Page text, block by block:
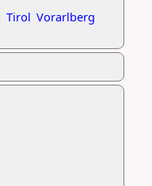
Tirol Vorarlberg